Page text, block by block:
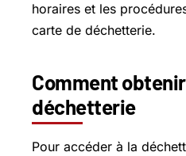
horaires et les
carte de déchetterie.
Comment
déchetterie
Pour accéder à la